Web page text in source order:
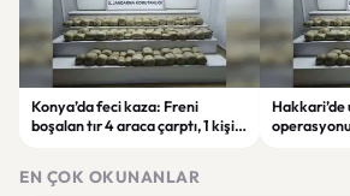
Konya’da feci kaza: Freni
boşalan tır 4 araca çarptı, 1 kişi
EN ÇOK OKUNANLAR